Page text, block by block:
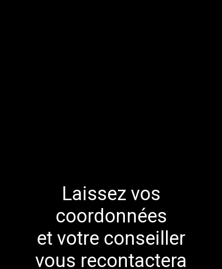
Laissez vos
coordonnées
et votre conseiller
vous recontactera